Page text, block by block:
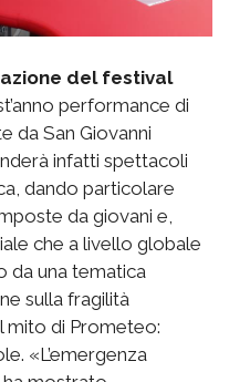
del festival
performance di
da San Giovanni
infatti spettacoli
dando particolare
da giovani e,
che a livello globale
da una tematica
sulla fragilità
mito di Prometeo:
«L’emergenza